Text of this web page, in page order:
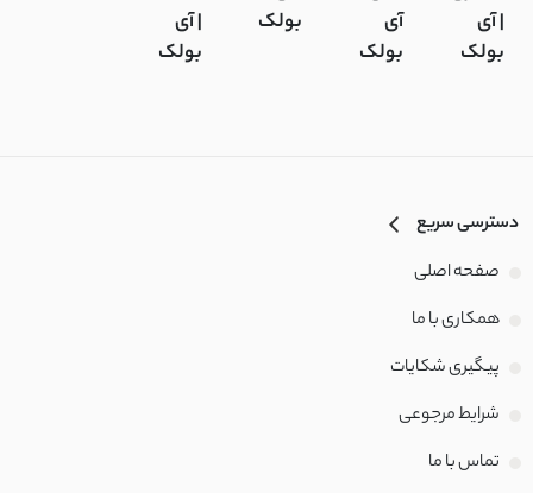
| آی
بولک
آی
بولک
بولک
| آی
بولک
دسترسی سریع
صفحه اصلی
همکاری با ما
پیگیری شکایات
شرایط مرجوعی
تماس با‌ ما